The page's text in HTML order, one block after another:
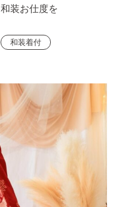
装お仕度を
和装着付